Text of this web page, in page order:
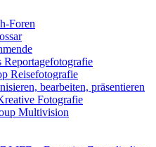
Foren
Reportagefotografie
Reisefotografie
bearbeiten, präsentieren
Fotografie
Multivision